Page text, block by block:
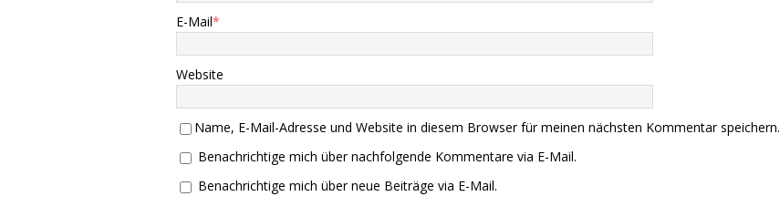
E-Mail*
Website
Name, E-Mail-Adresse und Website in diesem Browser für meinen nächsten Kommentar speichern.
Benachrichtige mich über nachfolgende Kommentare via E-Mail.
Benachrichtige mich über neue Beiträge via E-Mail.